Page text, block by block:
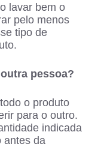
lavar bem o
pelo menos
tipo de
pessoa?
o produto
para o outro.
indicada
antes da